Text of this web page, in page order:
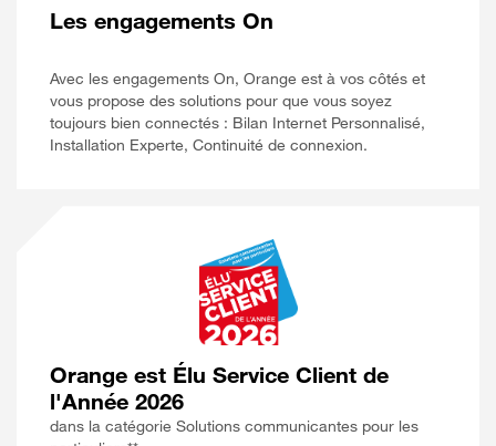
Les engagements On
Avec les engagements On, Orange est à vos côtés et
vous propose des solutions pour que vous soyez
toujours bien connectés : Bilan Internet Personnalisé,
Installation Experte, Continuité de connexion.
Orange est Élu Service Client de
l'Année 2026
dans la catégorie Solutions communicantes pour les